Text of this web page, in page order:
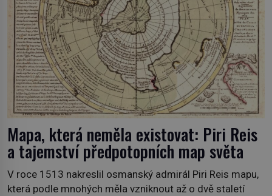
Mapa, která neměla existovat: Piri Reis
a tajemství předpotopních map světa
V roce 1513 nakreslil osmanský admirál Piri Reis mapu,
která podle mnohých měla vzniknout až o dvě staletí